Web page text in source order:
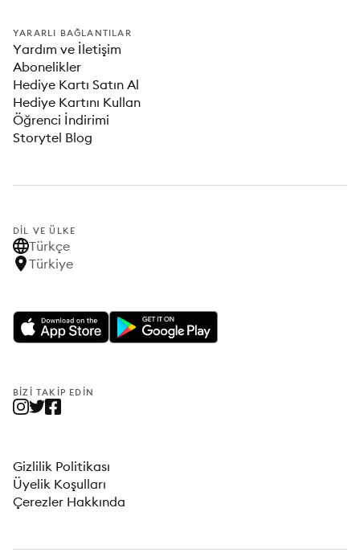
YARARLI BAĞLANTILAR
Yardım ve İletişim
Abonelikler
Hediye Kartı Satın Al
Hediye Kartını Kullan
Öğrenci İndirimi
Storytel Blog
DIL VE ÜLKE
Türkçe
Türkiye
BIZI TAKIP EDIN
Gizlilik Politikası
Üyelik Koşulları
Çerezler Hakkında